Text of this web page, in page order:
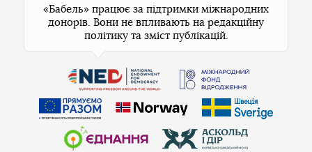
«Бабель» працює за підтримки міжнародних
донорів. Вони не впливають на редакційну
політику та зміст публікацій.